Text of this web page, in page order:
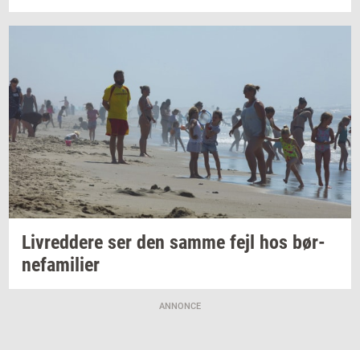
Liv­red­dere ser den samme fejl hos bør­
ne­fa­mi­li­er
ANNONCE